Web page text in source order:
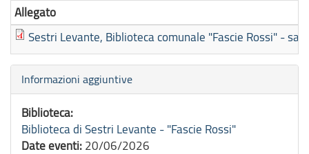
Allegato
Sestri Levante, Biblioteca comunale "Fascie Rossi" -
Nascondi
Informazioni aggiuntive
Biblioteca:
Biblioteca di Sestri Levante - "Fascie Rossi"
Date eventi: 20/06/2026